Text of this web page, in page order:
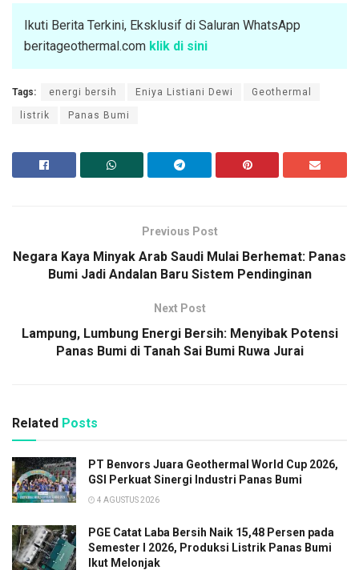
Ikuti Berita Terkini, Eksklusif di Saluran WhatsApp
beritageothermal.com klik di sini
Tags: energi bersih Eniya Listiani Dewi Geothermal
listrik Panas Bumi
Previous Post
Negara Kaya Minyak Arab Saudi Mulai Berhemat: Panas
Bumi Jadi Andalan Baru Sistem Pendinginan
Next Post
Lampung, Lumbung Energi Bersih: Menyibak Potensi
Panas Bumi di Tanah Sai Bumi Ruwa Jurai
Related Posts
PT Benvors Juara Geothermal World Cup 2026,
GSI Perkuat Sinergi Industri Panas Bumi
4 AGUSTUS 2026
PGE Catat Laba Bersih Naik 15,48 Persen pada
Semester I 2026, Produksi Listrik Panas Bumi
Ikut Melonjak